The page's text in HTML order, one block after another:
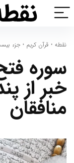
نقطه • قرآن کریم • جزء
خبر از
منافقان